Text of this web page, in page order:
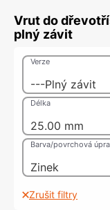
Vrut do
plný závit
---Plný závit
Verze
25.00 mm
Délka
Zinek
Barva/povrchová
Zrušit filtry